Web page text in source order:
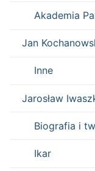
Akademia
Jan
Inne
Jarosław
Biografia i
Ikar